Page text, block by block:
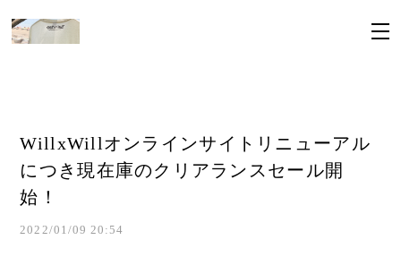
WillxWillオンラインサイトリニューアル
につき現在庫のクリアランスセール開
始！
2022/01/09 20:54